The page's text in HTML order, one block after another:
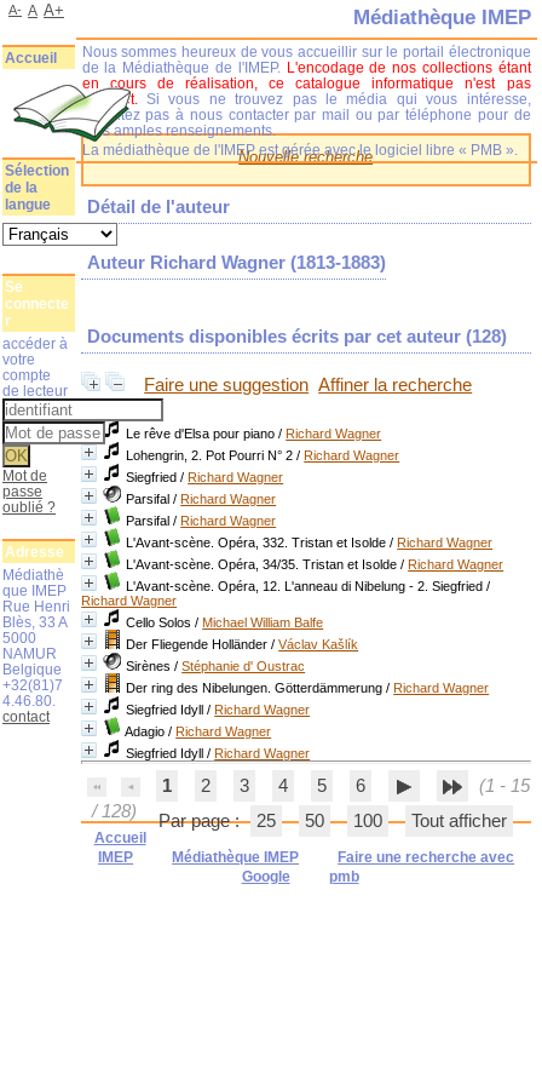
Nouvelle recherche
Détail de l'auteur
Auteur Richard Wagner (1813-1883)
Documents disponibles écrits par cet auteur (128)
Faire une suggestion Affiner la recherche
Le rêve d'Elsa pour piano /Richard Wagner
Lohengrin, 2. Pot Pourri N° 2 /Richard Wagner
Siegfried /Richard Wagner
Parsifal /Richard Wagner
Parsifal /Richard Wagner
L'Avant-scène. Opéra, 332. Tristan et Isolde /Richard Wagner
L'Avant-scène. Opéra, 34/35. Tristan et Isolde /Richard Wagner
L'Avant-scène. Opéra, 12. L'anneau di Nibelung - 2. Siegfried /
Richard Wagner
Cello Solos /Michael William Balfe
Der Fliegende Holländer /Václav Kašlík
Sirènes /Stéphanie d' Oustrac
Der ring des Nibelungen. Götterdämmerung /Richard Wagner
Siegfried Idyll /Richard Wagner
Adagio /Richard Wagner
Siegfried Idyll /Richard Wagner
1 2 3 4 5 6
(1 - 15
/ 128)
Par page : 25 50 100 Tout afficher
Accueil
IMEP
Médiathèque IMEP
Faire une recherche avec
Google
pmb
Médiathèque IMEP
Nous sommes heureux de vous accueillir sur le portail électronique
de la Médiathèque de l'IMEP. L'encodage de nos collections étant
en cours de réalisation, ce catalogue informatique n'est pas
complet.
Si vous ne trouvez pas le média qui vous intéresse,
n'hésitez pas à nous contacter par mail ou par téléphone pour de
plus amples renseignements.
La médiathèque de l'IMEP est gérée avec le logiciel libre « PMB ».
A- A A+
Accueil
Sélection
de la
langue
Se
connecte
r
accéder à
votre
compte
de lecteur
Mot de
passe
oublié ?
Adresse
Médiathè
que IMEP
Rue Henri
Blès, 33 A
5000
NAMUR
Belgique
+32(81)7
4.46.80.
contact